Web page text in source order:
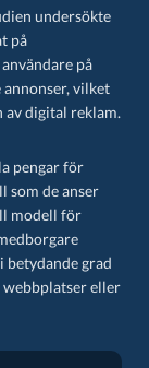
undersökte
på
på
vilket
digital reklam.
pengar för
som de anser
modell för
grad
eller